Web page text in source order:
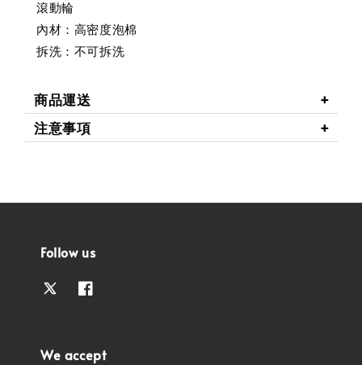
滾動輪
內材：高密度泡棉
拆洗：不可拆洗
商品運送
注意事項
Follow us
We accept